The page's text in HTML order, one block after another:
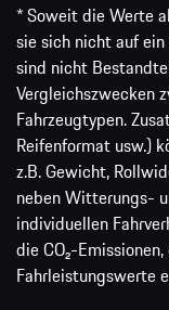
* Soweit die Werte
sie sich nicht auf
sind nicht
Vergleichszwecken
Fahrzeugtypen.
Reifenformat usw.)
z.B. Gewicht,
neben Witterungs-
individuellen
die CO₂-
Fahrleistungswerte